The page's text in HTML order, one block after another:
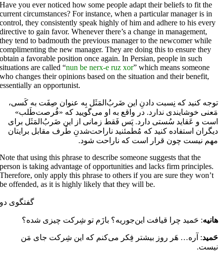
Have you ever noticed how some people adapt their beliefs to fit the
current circumstances? For instance, when a particular manager is in
control, they consistently speak highly of him and adhere to his every
directive to gain favor. Whenever there’s a change in management,
they tend to badmouth the previous manager to the newcomer while
complimenting the new manager. They are doing this to ensure they
obtain a favorable position once again. In Persian, people in such
situations are called “nun be nerx-e ruz xor” which means someone
who changes their opinions based on the situation and their benefit,
essentially an opportunist.
توجه کنید که نِسبت دادنِ این ضَربُ‌المَثَل بِه عنوان صِفَت به کَسی،
مَعنی خوشایندی ندارد. در واقع به او می‌گویید که «فُرصت‌طَلب»
است و عَقاید سُستی دارد. پَس فَقط زمانی از این ضَربُ‌المَثَل برای
دیگران استفاده کنید که مُطمئنید ناراحت‌شدنِ طَرف مقابل برایتان
مهم نیست چون قرار است که ناراحت شود.
Note that using this phrase to describe someone suggests that the
person is taking advantage of opportunities and lacks firm principles.
Therefore, only apply this phrase to others if you are sure they won’t
be offended, as it is highly likely that they will be.
گفتگوی دو
هانیه: حَمید چرا قیافت این‌جوریه؟ بازَم تو شِرکت چیزی شده؟
حَمید: آره… هَر روز بیشتر فِکر می‌کنم که این شِرکت جای مَن
نیست.